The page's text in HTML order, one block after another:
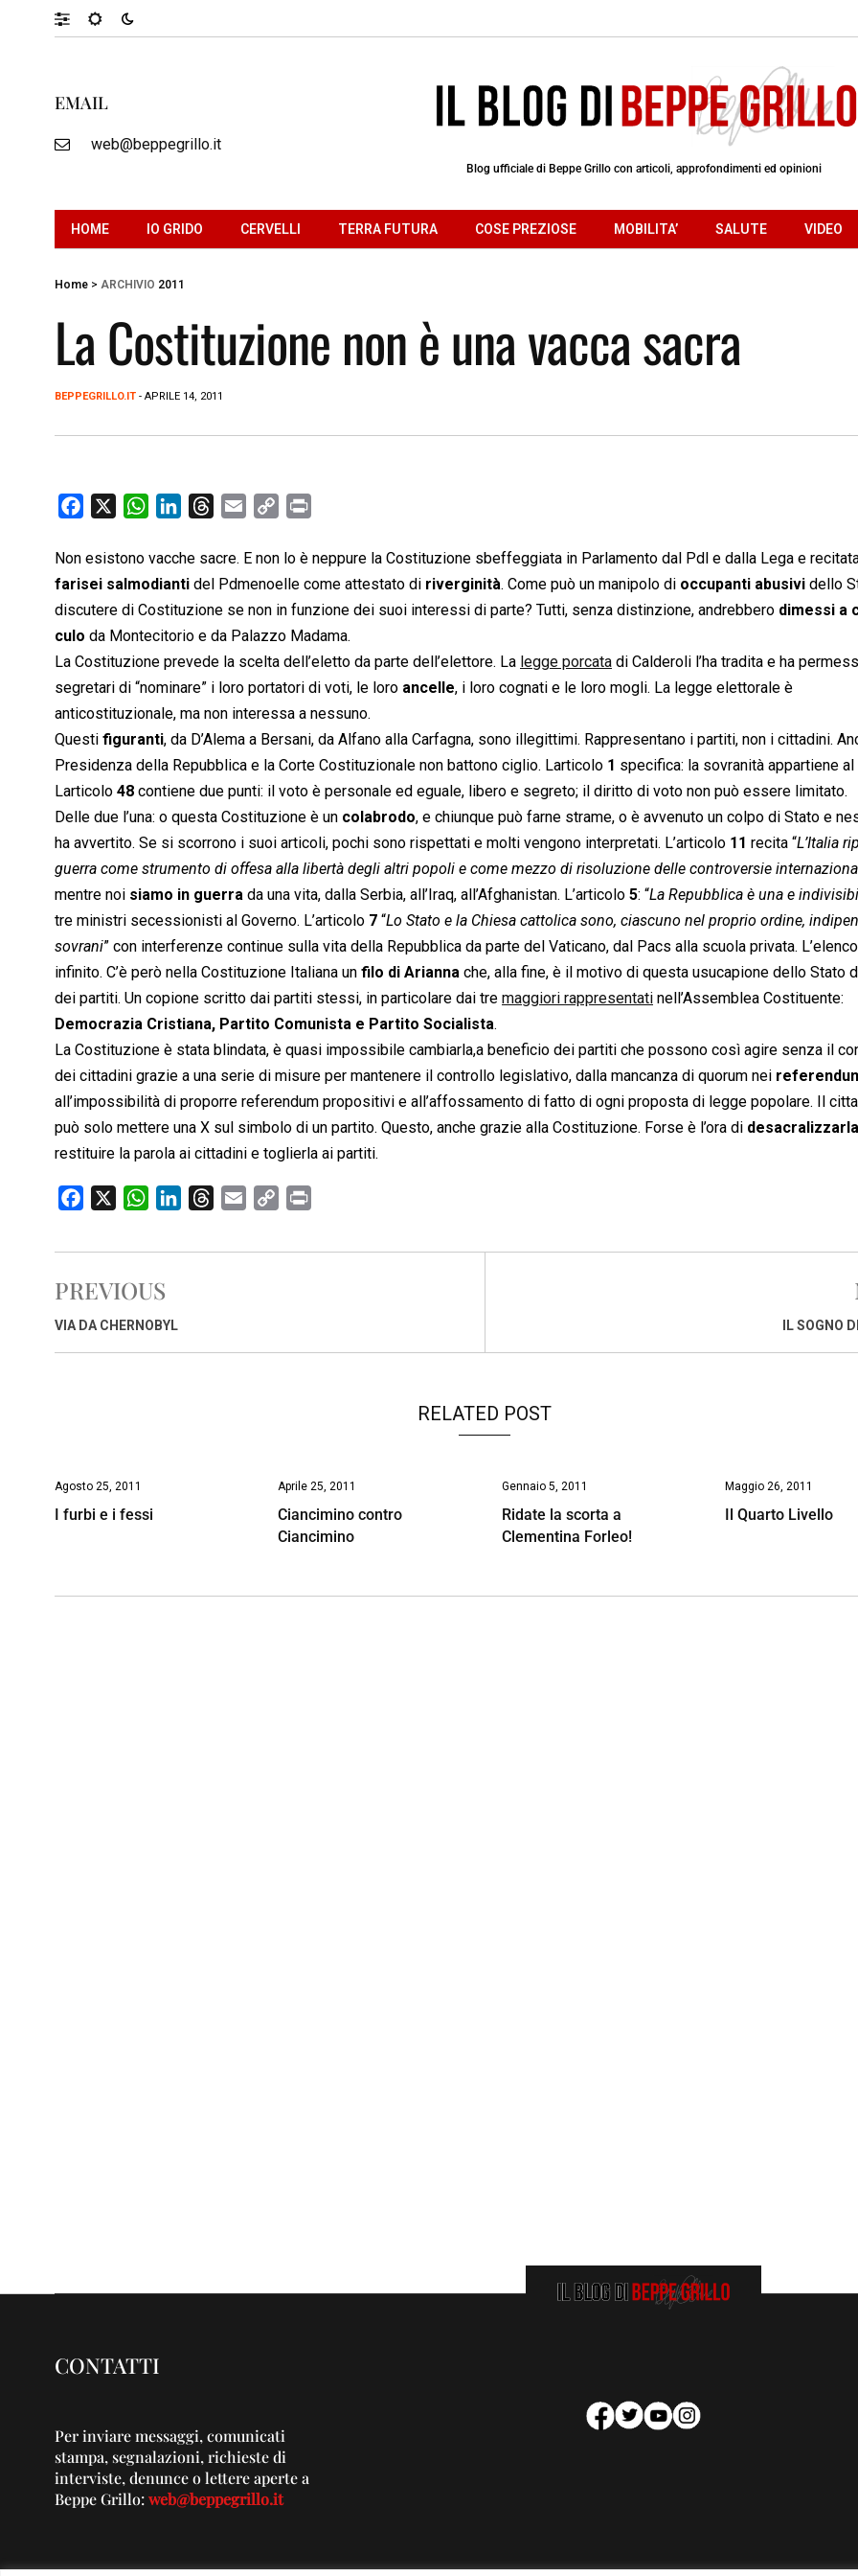
EMAIL
web@beppegrillo.it
Blog ufficiale di Beppe Grillo con articoli, approfondimenti ed opinioni
HOME IO GRIDO CERVELLI TERRA FUTURA COSE PREZIOSE MOBILITA’ SALUTE VIDEO
Home > ARCHIVIO 2011
La Costituzione non è una vacca sacra
BEPPEGRILLO.IT - APRILE 14, 2011
c
e
b
o
o
k
W
a
t
s
A
p
p
n
k
e
d
I
n
r
e
a
d
s
a
i
l
p
y
L
i
n
k
i
n
t
Non esistono vacche sacre. E non lo è neppure la Costituzione sbeffeggiata in Parlamento dal Pdl e dalla Lega e
farisei salmodianti del Pdmenoelle come attestato di riverginità. Come può un manipolo di occupanti abusivi dello
discutere di Costituzione se non in funzione dei suoi interessi di parte? Tutti, senza distinzione, andrebbero dimessi a
culo da Montecitorio e da Palazzo Madama.
La Costituzione prevede la scelta dell’eletto da parte dell’elettore. La legge porcata di Calderoli l’ha tradita e ha
segretari di “nominare” i loro portatori di voti, le loro ancelle, i loro cognati e le loro mogli. La legge elettorale è
anticostituzionale, ma non interessa a nessuno.
Questi figuranti, da D’Alema a Bersani, da Alfano alla Carfagna, sono illegittimi. Rappresentano i partiti, non i cittadini.
Presidenza della Repubblica e la Corte Costituzionale non battono ciglio. Larticolo 1 specifica: la sovranità appartiene al
Larticolo 48 contiene due punti: il voto è personale ed eguale, libero e segreto; il diritto di voto non può essere limitato.
Delle due l’una: o questa Costituzione è un colabrodo, e chiunque può farne strame, o è avvenuto un colpo di Stato e
ha avvertito. Se si scorrono i suoi articoli, pochi sono rispettati e molti vengono interpretati. L’articolo 11 recita “L’Italia
guerra come strumento di offesa alla libertà degli altri popoli e come mezzo di risoluzione delle controversie
mentre noi siamo in guerra da una vita, dalla Serbia, all’Iraq, all’Afghanistan. L’articolo 5: “La Repubblica è una e
tre ministri secessionisti al Governo. L’articolo 7 “Lo Stato e la Chiesa cattolica sono, ciascuno nel proprio ordine,
sovrani” con interferenze continue sulla vita della Repubblica da parte del Vaticano, dal Pacs alla scuola privata.
infinito. C’è però nella Costituzione Italiana un filo di Arianna che, alla fine, è il motivo di questa usucapione dello Stato
dei partiti. Un copione scritto dai partiti stessi, in particolare dai tre maggiori rappresentati nell’Assemblea Costituente:
Democrazia Cristiana, Partito Comunista e Partito Socialista.
La Costituzione è stata blindata, è quasi impossibile cambiarla,a beneficio dei partiti che possono così agire senza il
dei cittadini grazie a una serie di misure per mantenere il controllo legislativo, dalla mancanza di quorum nei
all’impossibilità di proporre referendum propositivi e all’affossamento di fatto di ogni proposta di legge popolare. Il
può solo mettere una X sul simbolo di un partito. Questo, anche grazie alla Costituzione. Forse è l’ora di desacralizzarla
restituire la parola ai cittadini e toglierla ai partiti.
c
b
o
W
a
s
A
n
r
a
p
i
PREVIOUS
VIA DA CHERNOBYL IL SOGNO
RELATED POST
Agosto 25, 2011
I furbi e i fessi
Aprile 25, 2011
Ciancimino contro
Ciancimino
Gennaio 5, 2011
Ridate la scorta a
Clementina Forleo!
Maggio 26, 2011
Il Quarto Livello
CONTATTI
Per inviare messaggi, comunicati
stampa, segnalazioni, richieste di
interviste, denunce o lettere aperte a
Beppe Grillo:web@beppegrillo.it